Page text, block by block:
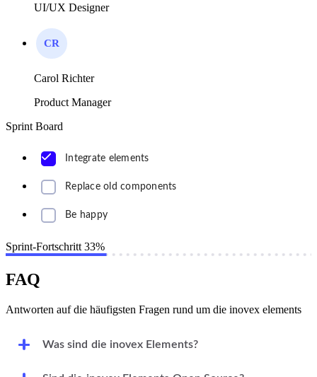
UI/UX Designer
CR
Carol Richter
Product Manager
Sprint Board
Integrate elements
Replace old components
Be happy
Sprint-Fortschritt 33%
FAQ
Antworten auf die häufigsten Fragen rund um die inovex elements
Was sind die inovex Elements?